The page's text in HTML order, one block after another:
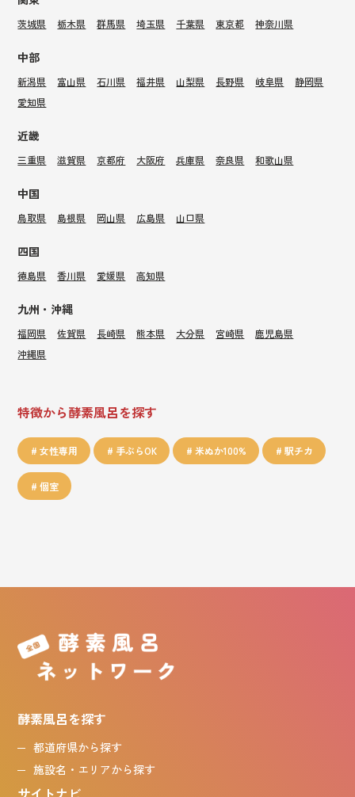
茨城県 栃木県 群馬県 埼玉県 千葉県 東京都 神奈川県
中部
新潟県 富山県 石川県 福井県 山梨県 長野県 岐阜県
静岡県
愛知県
近畿
三重県 滋賀県 京都府 大阪府 兵庫県 奈良県 和歌山県
中国
鳥取県 島根県 岡山県 広島県 山口県
四国
徳島県 香川県 愛媛県 高知県
九州・沖縄
福岡県 佐賀県 長崎県 熊本県 大分県 宮崎県
鹿児島県
沖縄県
特徴から酵素風呂を探す
女性専用 手ぶらOK 米ぬか100% 駅チカ
個室
酵素風呂を探す
都道府県から探す
施設名・エリアから探す